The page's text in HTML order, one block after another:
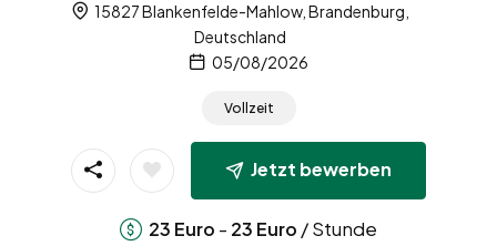
15827 Blankenfelde-Mahlow, Brandenburg,
Deutschland
05/08/2026
Vollzeit
Jetzt bewerben
23 Euro - 23 Euro / Stunde